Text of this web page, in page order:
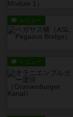
レビュー
レビュー